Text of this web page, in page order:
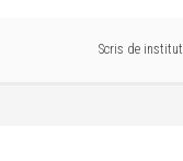
Scris de institut